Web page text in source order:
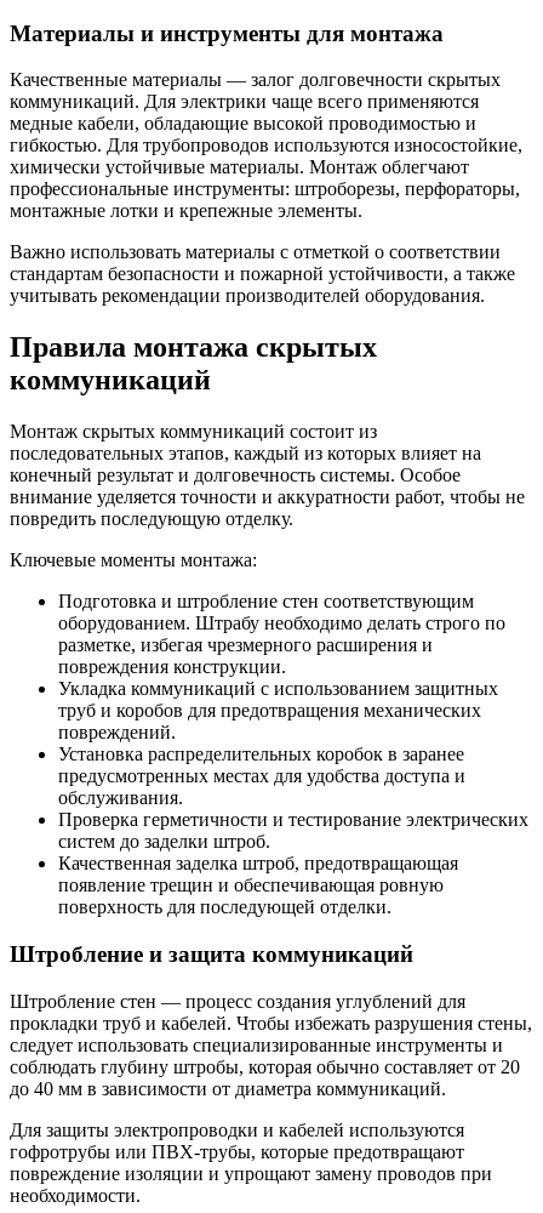
Материалы и инструменты для монтажа
Качественные материалы — залог долговечности скрытых
коммуникаций. Для электрики чаще всего применяются
медные кабели, обладающие высокой проводимостью и
гибкостью. Для трубопроводов используются износостойкие,
химически устойчивые материалы. Монтаж облегчают
профессиональные инструменты: штроборезы, перфораторы,
монтажные лотки и крепежные элементы.
Важно использовать материалы с отметкой о соответствии
стандартам безопасности и пожарной устойчивости, а также
учитывать рекомендации производителей оборудования.
Правила монтажа скрытых
коммуникаций
Монтаж скрытых коммуникаций состоит из
последовательных этапов, каждый из которых влияет на
конечный результат и долговечность системы. Особое
внимание уделяется точности и аккуратности работ, чтобы не
повредить последующую отделку.
Ключевые моменты монтажа:
Подготовка и штробление стен соответствующим
оборудованием. Штрабу необходимо делать строго по
разметке, избегая чрезмерного расширения и
повреждения конструкции.
Укладка коммуникаций с использованием защитных
труб и коробов для предотвращения механических
повреждений.
Установка распределительных коробок в заранее
предусмотренных местах для удобства доступа и
обслуживания.
Проверка герметичности и тестирование электрических
систем до заделки штроб.
Качественная заделка штроб, предотвращающая
появление трещин и обеспечивающая ровную
поверхность для последующей отделки.
Штробление и защита коммуникаций
Штробление стен — процесс создания углублений для
прокладки труб и кабелей. Чтобы избежать разрушения стены,
следует использовать специализированные инструменты и
соблюдать глубину штробы, которая обычно составляет от 20
до 40 мм в зависимости от диаметра коммуникаций.
Для защиты электропроводки и кабелей используются
гофротрубы или ПВХ-трубы, которые предотвращают
повреждение изоляции и упрощают замену проводов при
необходимости.